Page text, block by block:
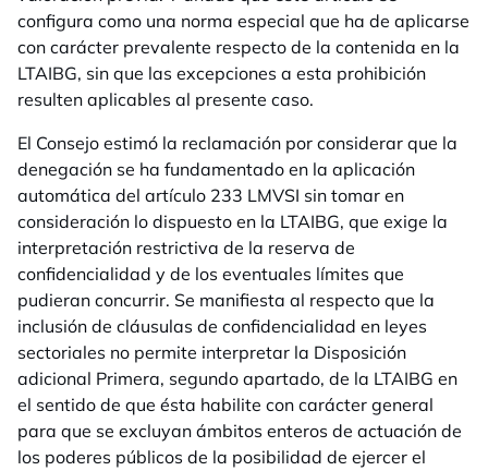
configura como una norma especial que ha de aplicarse
con carácter prevalente respecto de la contenida en la
LTAIBG, sin que las excepciones a esta prohibición
resulten aplicables al presente caso.
El Consejo estimó la reclamación por considerar que la
denegación se ha fundamentado en la aplicación
automática del artículo 233 LMVSI sin tomar en
consideración lo dispuesto en la LTAIBG, que exige la
interpretación restrictiva de la reserva de
confidencialidad y de los eventuales límites que
pudieran concurrir. Se manifiesta al respecto que la
inclusión de cláusulas de confidencialidad en leyes
sectoriales no permite interpretar la Disposición
adicional Primera, segundo apartado, de la LTAIBG en
el sentido de que ésta habilite con carácter general
para que se excluyan ámbitos enteros de actuación de
los poderes públicos de la posibilidad de ejercer el